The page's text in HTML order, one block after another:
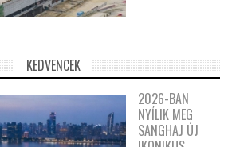
KEDVENCEK
2026-BAN
NYÍLIK MEG
SANGHAJ ÚJ